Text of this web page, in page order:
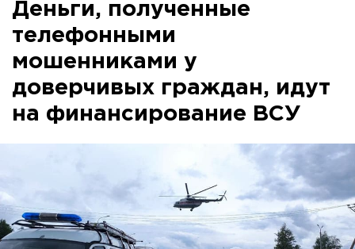
Деньги, полученные
телефонными
мошенниками у
доверчивых граждан, идут
на финансирование ВСУ